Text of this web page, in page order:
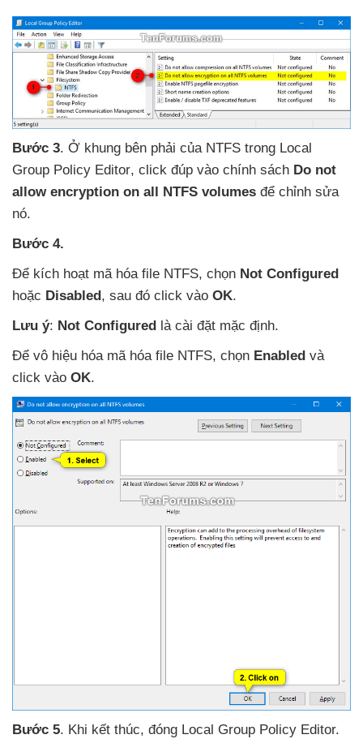
Bước 3. Ở khung bên phải của NTFS trong Local
Group Policy Editor, click đúp vào chính sách Do not
allow encryption on all NTFS volumes để chỉnh sửa
nó.
Bước 4.
Để kích hoạt mã hóa file NTFS, chọn Not Configured
hoặc Disabled, sau đó click vào OK.
Lưu ý: Not Configured là cài đặt mặc định.
Để vô hiệu hóa mã hóa file NTFS, chọn Enabled và
click vào OK.
Bước 5. Khi kết thúc, đóng Local Group Policy Editor.